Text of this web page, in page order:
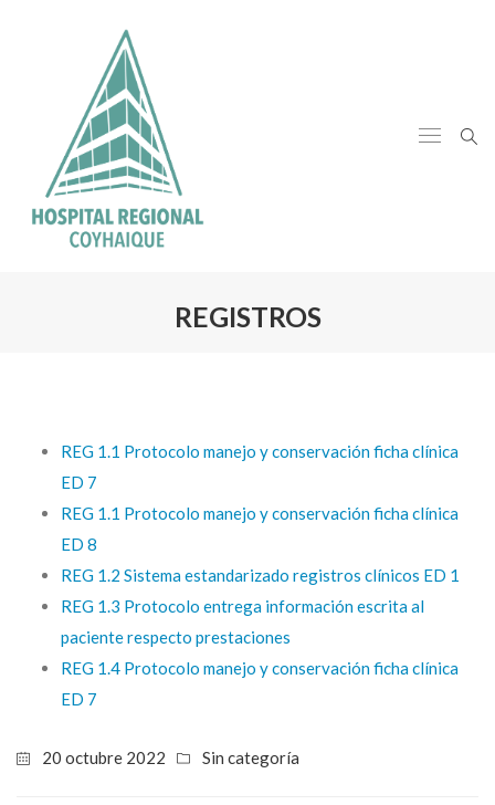
REGISTROS
REG 1.1 Protocolo manejo y conservación ficha clínica
ED 7
REG 1.1 Protocolo manejo y conservación ficha clínica
ED 8
REG 1.2 Sistema estandarizado registros clínicos ED 1
REG 1.3 Protocolo entrega información escrita al
paciente respecto prestaciones
REG 1.4 Protocolo manejo y conservación ficha clínica
ED 7
20 octubre 2022 Sin categoría